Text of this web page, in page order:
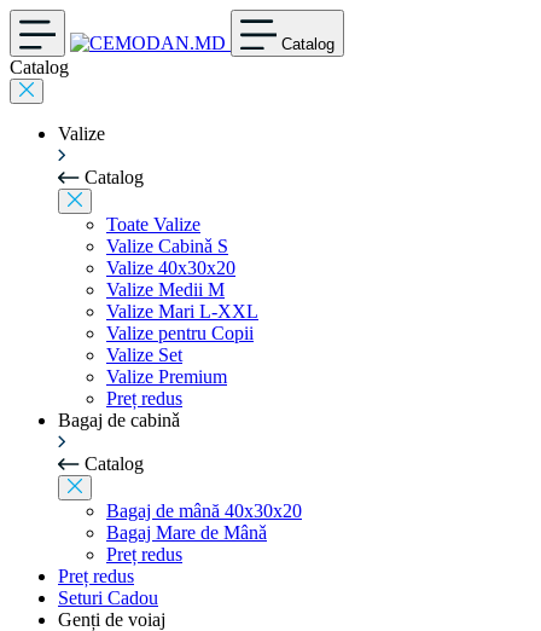
Catalog
Catalog
Valize
Catalog
Toate Valize
Valize Cabinǎ S
Valize 40x30x20
Valize Medii M
Valize Mari L-XXL
Valize pentru Copii
Valize Set
Valize Premium
Preț redus
Bagaj de cabinǎ
Catalog
Bagaj de mână 40x30x20
Bagaj Mare de Mânǎ
Preț redus
Preț redus
Seturi Cadou
Genți de voiaj